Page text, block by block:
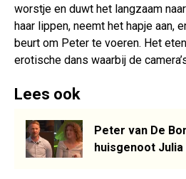
worstje en duwt het langzaam
haar lippen, neemt het hapje aan,
beurt om Peter te voeren. Het
erotische dans waarbij de
Lees ook
Peter van De
huisgenoot